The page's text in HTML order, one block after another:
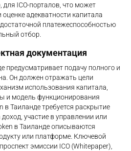
ICO-порталов, что может
адекватности капитала
платежеспособностью
отбор.
документация
предусматривает подачу полного и
Он должен отражать цели
использования капитала,
и модель функционирования
в Таиланде требуется раскрытие
участие в управлении или
в Таиланде описываются
или платформе. Ключевой
эмиссии ICO (Whitepaper),